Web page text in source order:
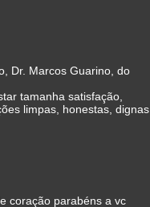
Dr. Marcos Guarino, do
tamanha satisfação,
limpas, honestas, dignas
coração parabéns a vc